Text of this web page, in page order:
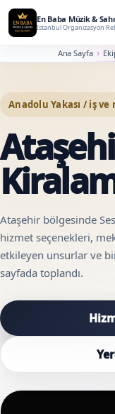
En Baba Müzik &
İstanbul Organizasyon
Ana Sayfa
Anadolu Yakası / iş
Ataşehir bölgesinde
hizmet seçenekleri,
etkileyen unsurlar ve
sayfada toplandı.